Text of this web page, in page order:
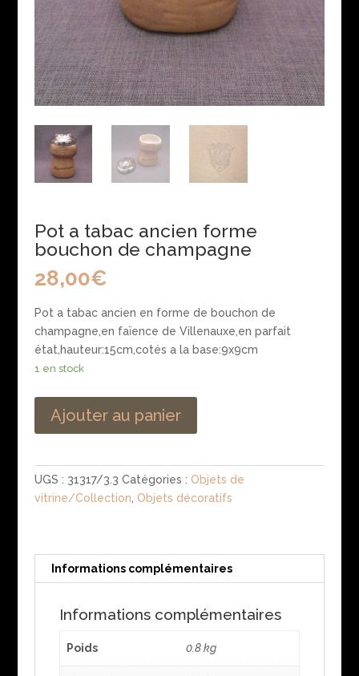
Pot a tabac ancien forme
bouchon de champagne
28,00€
Pot a tabac ancien en forme de bouchon de
champagne,en faïence de Villenauxe,en parfait
état,hauteur:15cm,cotés a la base:9x9cm
1 en stock
Ajouter au panier
UGS : 31317/3.3 Catégories : Objets de
vitrine/Collection Objets décoratifs
Informations complémentaires
Informations complémentaires
Poids 0.8 kg